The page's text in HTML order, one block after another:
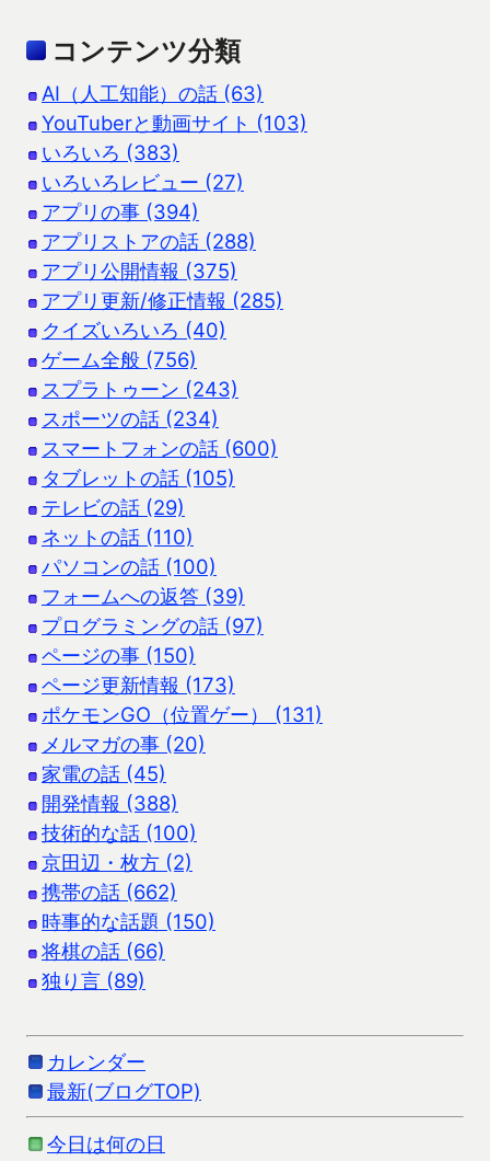
コンテンツ分類
AI（人工知能）の話 (63)
YouTuberと動画サイト (103)
いろいろ (383)
いろいろレビュー (27)
アプリの事 (394)
アプリストアの話 (288)
アプリ公開情報 (375)
アプリ更新/修正情報 (285)
クイズいろいろ (40)
ゲーム全般 (756)
スプラトゥーン (243)
スポーツの話 (234)
スマートフォンの話 (600)
タブレットの話 (105)
テレビの話 (29)
ネットの話 (110)
パソコンの話 (100)
フォームへの返答 (39)
プログラミングの話 (97)
ページの事 (150)
ページ更新情報 (173)
ポケモンGO（位置ゲー） (131)
メルマガの事 (20)
家電の話 (45)
開発情報 (388)
技術的な話 (100)
京田辺・枚方 (2)
携帯の話 (662)
時事的な話題 (150)
将棋の話 (66)
独り言 (89)
カレンダー
最新(ブログTOP)
今日は何の日